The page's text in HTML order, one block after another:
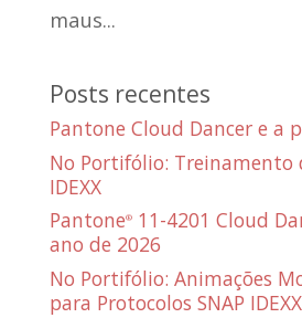
maus...
Posts recentes
Pantone Cloud Dancer e a
No Portifólio: Treinamento
IDEXX
Pantone®11-4201 Cloud
ano de 2026
No Portifólio: Animações
para Protocolos SNAP IDEXX